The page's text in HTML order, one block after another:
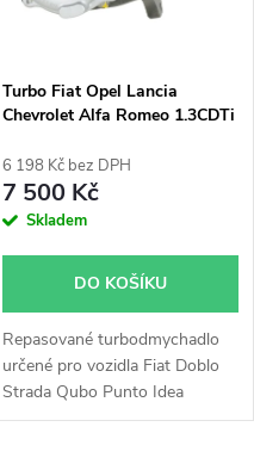
Turbo Fiat Opel Lancia
Chevrolet Alfa Romeo 1.3CDTi
6 198 Kč bez DPH
7 500 Kč
Skladem
DO KOŠÍKU
Repasované turbodmychadlo
určené pro vozidla Fiat Doblo
Strada Qubo Punto Idea
Fiorino, Alfa Romeo MiTo,